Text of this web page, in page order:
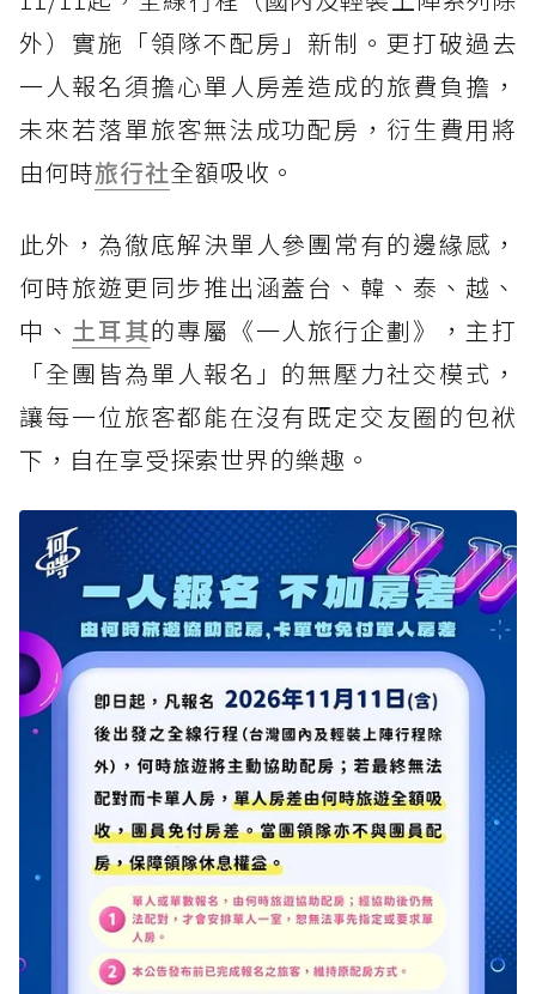
外）實施「領隊不配房」新制。更打破過去
一人報名須擔心單人房差造成的旅費負擔，
未來若落單旅客無法成功配房，衍生費用將
由何時旅行社全額吸收。
此外，為徹底解決單人參團常有的邊緣感，
何時旅遊更同步推出涵蓋台、韓、泰、越、
中、 土耳其的專屬《一人旅行企劃》，主打
「全團皆為單人報名」的無壓力社交模式，
讓每一位旅客都能在沒有既定交友圈的包袱
下，自在享受探索世界的樂趣。